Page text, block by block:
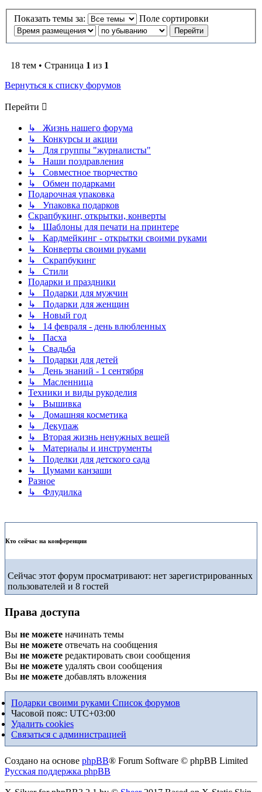
Показать темы за: Поле сортировки
18 тем • Страница 1 из 1
Вернуться к списку форумов
Перейти
↳ Жизнь нашего форума
↳ Конкурсы и акции
↳ Для группы "журналисты"
↳ Наши поздравления
↳ Совместное творчество
↳ Обмен подарками
Подарочная упаковка
↳ Упаковка подарков
Скрапбукинг, открытки, конверты
↳ Шаблоны для печати на принтере
↳ Кардмейкинг - открытки своими руками
↳ Конверты своими руками
↳ Скрапбукинг
↳ Стили
Подарки и праздники
↳ Подарки для мужчин
↳ Подарки для женщин
↳ Новый год
↳ 14 февраля - день влюбленных
↳ Пасха
↳ Свадьба
↳ Подарки для детей
↳ День знаний - 1 сентября
↳ Масленница
Техники и виды рукоделия
↳ Вышивка
↳ Домашняя косметика
↳ Декупаж
↳ Вторая жизнь ненужных вещей
↳ Материалы и инструменты
↳ Поделки для детского сада
↳ Цумами канзаши
Разное
↳ Флудилка
Кто сейчас на конференции
Сейчас этот форум просматривают: нет зарегистрированных
пользователей и 8 гостей
Права доступа
Вы не можете начинать темы
Вы не можете отвечать на сообщения
Вы не можете редактировать свои сообщения
Вы не можете удалять свои сообщения
Вы не можете добавлять вложения
Подарки своими руками Список форумов
Часовой пояс: UTC+03:00
Удалить cookies
Связаться с администрацией
Создано на основе phpBB® Forum Software © phpBB Limited
Русская поддержка phpBB